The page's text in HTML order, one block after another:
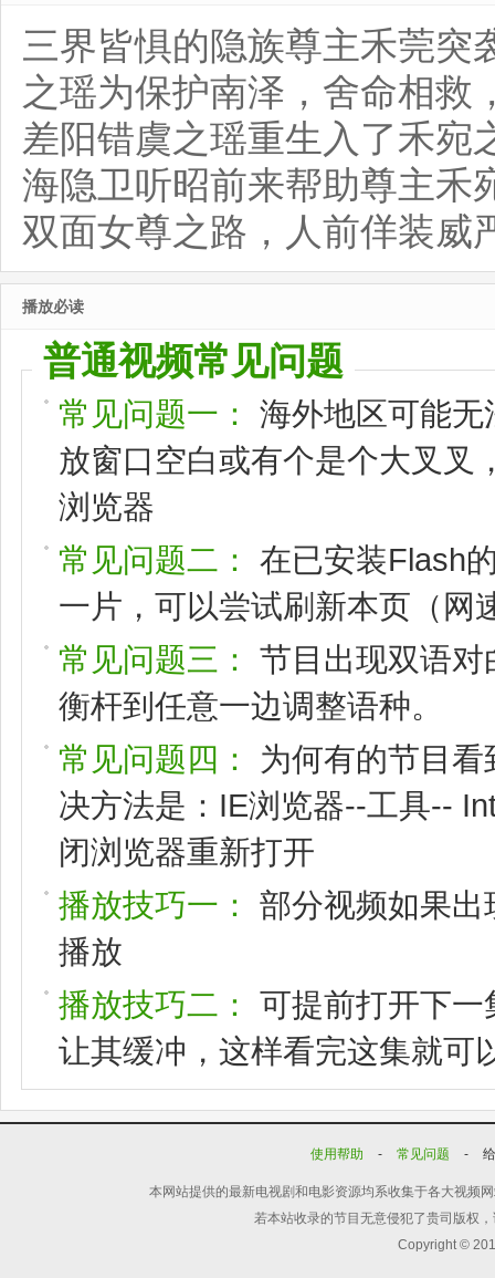
三界皆惧的隐族尊主禾莞突
之瑶为保护南泽，舍命相救
差阳错虞之瑶重生入了禾宛
海隐卫听昭前来帮助尊主禾
双面女尊之路，人前佯装
播放必读
普通视频常见问题
常见问题一：
海外地区可能
放窗口空白或有个是个大叉叉
浏览器
常见问题二：
在已安装Flash
一片，可以尝试刷新本页（网
常见问题三：
节目出现双语
衡杆到任意一边调整语种。
常见问题四：
为何有的节目
决方法是：IE浏览器--工具--
闭浏览器重新打开
播放技巧一：
部分视频如果
播放
播放技巧二：
可提前打开下
让其缓冲，这样看完这集就可
使用帮助 - 常见问题 -
本网站提供的最新电视剧和电影资源均系收集于各大视频
若本站收录的节目无意侵犯了贵司版权
Copyright ©